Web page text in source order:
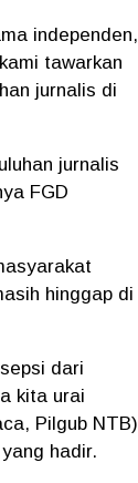
independen,
tawarkan
jurnalis di
jurnalis
FGD
hinggap di
dari
kita urai
Pilgub NTB)
hadir.